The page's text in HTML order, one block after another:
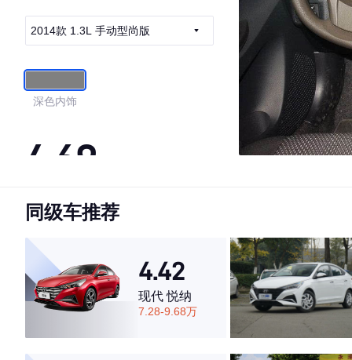
2014款 1.3L 手动型尚版
深色内饰
4.69
·外观表现较为优秀，优于67%同级车
·空间表现较为优秀，优于87%同级车
同级车推荐
4.42
现代 悦纳
7.28-9.68万